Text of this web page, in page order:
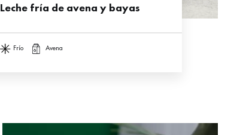
Leche fría de avena y bayas
frío avena